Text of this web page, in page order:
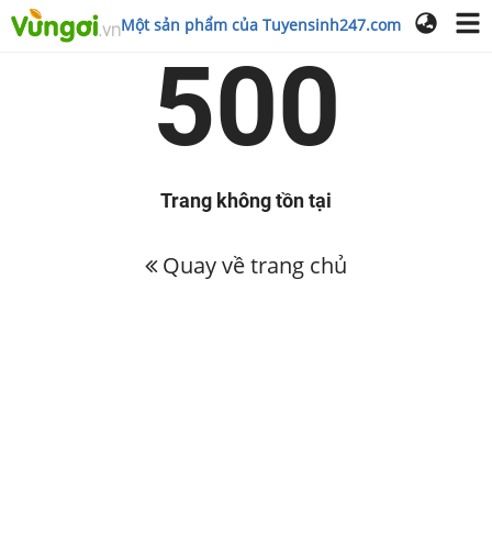
Một sản phẩm của Tuyensinh247.com
500
Trang không tồn tại
Quay về trang chủ